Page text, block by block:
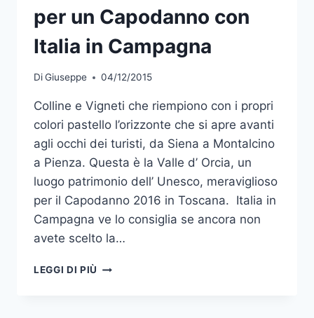
per un Capodanno con
Italia in Campagna
DiGiuseppe 04/12/2015
Colline e Vigneti che riempiono con i propri
colori pastello l’orizzonte che si apre avanti
agli occhi dei turisti, da Siena a Montalcino
a Pienza. Questa è la Valle d’ Orcia, un
luogo patrimonio dell’ Unesco, meraviglioso
per il Capodanno 2016 in Toscana. Italia in
Campagna ve lo consiglia se ancora non
avete scelto la…
LEGGI DI PIÙ VALLE